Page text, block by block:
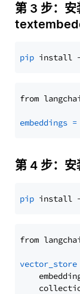
第 3 步：
pip
from
embeddings =
第 4 步：
pip
from
vector_store